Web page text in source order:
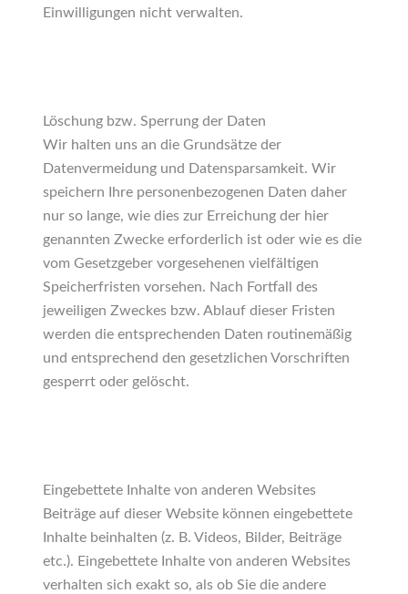
Einwilligungen nicht verwalten.
Löschung bzw. Sperrung der Daten
Wir halten uns an die Grundsätze der
Datenvermeidung und Datensparsamkeit. Wir
speichern Ihre personenbezogenen Daten daher
nur so lange, wie dies zur Erreichung der hier
genannten Zwecke erforderlich ist oder wie es die
vom Gesetzgeber vorgesehenen vielfältigen
Speicherfristen vorsehen. Nach Fortfall des
jeweiligen Zweckes bzw. Ablauf dieser Fristen
werden die entsprechenden Daten routinemäßig
und entsprechend den gesetzlichen Vorschriften
gesperrt oder gelöscht.
Eingebettete Inhalte von anderen Websites
Beiträge auf dieser Website können eingebettete
Inhalte beinhalten (z. B. Videos, Bilder, Beiträge
etc.). Eingebettete Inhalte von anderen Websites
verhalten sich exakt so, als ob Sie die andere